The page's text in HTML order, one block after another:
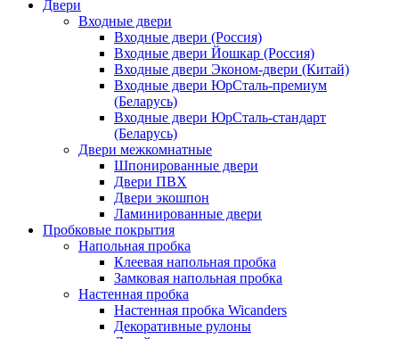
Двери
Входные двери
Входные двери (Россия)
Входные двери Йошкар (Россия)
Входные двери Эконом-двери (Китай)
Входные двери ЮрСталь-премиум
(Беларусь)
Входные двери ЮрСталь-стандарт
(Беларусь)
Двери межкомнатные
Шпонированные двери
Двери ПВХ
Двери экошпон
Ламинированные двери
Пробковые покрытия
Напольная пробка
Клеевая напольная пробка
Замковая напольная пробка
Настенная пробка
Настенная пробка Wicanders
Декоративные рулоны